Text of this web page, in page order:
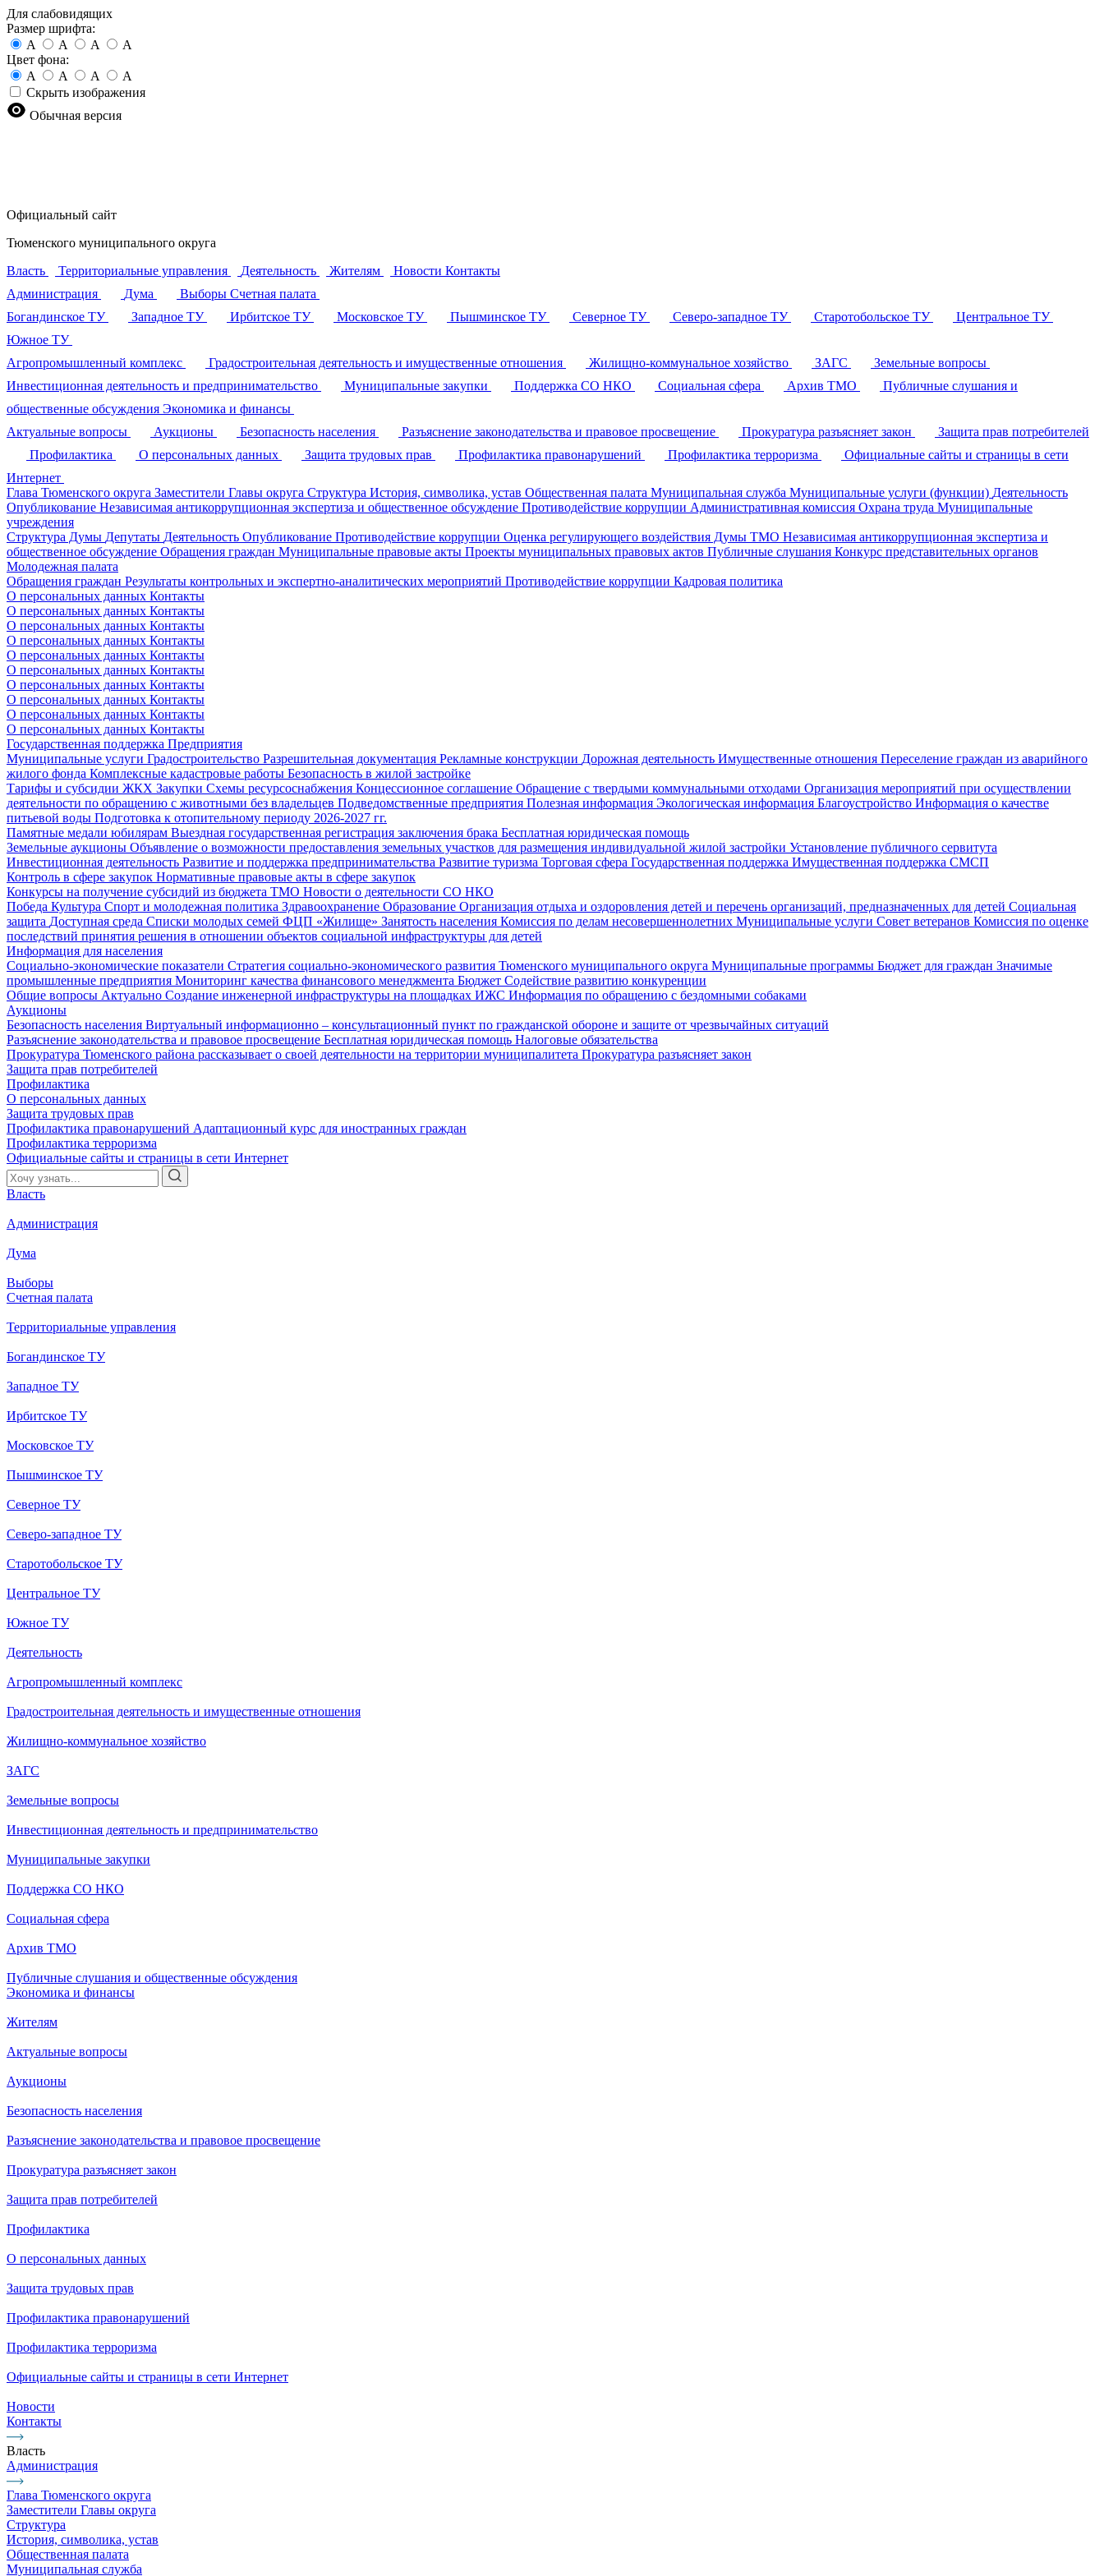
Для слабовидящих
Размер шрифта:
A
A A
A
Цвет фона:
A
A A
A
Скрыть изображения
Обычная версия
Официальный сайт
Тюменского муниципального округа
Власть
Территориальные управления Деятельность Жителям Новости Контакты
Администрация
Дума Выборы Счетная палата
Богандинское ТУ
Западное ТУ Ирбитское ТУ Московское ТУ Пышминское ТУ Северное ТУ Северо-западное ТУ Старотобольское ТУ
Центральное ТУ
Южное ТУ
Агропромышленный комплекс
Градостроительная деятельность и имущественные отношения Жилищно-коммунальное хозяйство ЗАГС
Земельные вопросы
Инвестиционная деятельность и предпринимательство
Муниципальные закупки Поддержка СО НКО Социальная сфера Архив ТМО
Публичные слушания и
общественные обсуждения Экономика и финансы
Актуальные вопросы
Аукционы Безопасность населения Разъяснение законодательства и правовое просвещение Прокуратура разъясняет закон
Защита прав потребителей
Профилактика
О персональных данных Защита трудовых прав Профилактика правонарушений Профилактика терроризма
Официальные сайты и страницы в сети
Интернет
Глава Тюменского округа Заместители Главы округа Структура История, символика, устав Общественная палата Муниципальная служба Муниципальные услуги (функции) Деятельность
Опубликование Независимая антикоррупционная экспертиза и общественное обсуждение Противодействие коррупции Административная комиссия Охрана труда Муниципальные
учреждения
Структура Думы Депутаты Деятельность Опубликование Противодействие коррупции Оценка регулирующего воздействия Думы ТМО Независимая антикоррупционная экспертиза и
общественное обсуждение Обращения граждан Муниципальные правовые акты Проекты муниципальных правовых актов Публичные слушания Конкурс представительных органов
Молодежная палата
Обращения граждан Результаты контрольных и экспертно-аналитических мероприятий Противодействие коррупции Кадровая политика
О персональных данных Контакты
О персональных данных Контакты
О персональных данных Контакты
О персональных данных Контакты
О персональных данных Контакты
О персональных данных Контакты
О персональных данных Контакты
О персональных данных Контакты
О персональных данных Контакты
О персональных данных Контакты
Государственная поддержка Предприятия
Муниципальные услуги Градостроительство Разрешительная документация Рекламные конструкции Дорожная деятельность Имущественные отношения Переселение граждан из аварийного
жилого фонда Комплексные кадастровые работы Безопасность в жилой застройке
Тарифы и субсидии ЖКХ Закупки Схемы ресурсоснабжения Концессионное соглашение Обращение с твердыми коммунальными отходами Организация мероприятий при осуществлении
деятельности по обращению с животными без владельцев Подведомственные предприятия Полезная информация Экологическая информация Благоустройство Информация о качестве
питьевой воды Подготовка к отопительному периоду 2026-2027 гг.
Памятные медали юбилярам Выездная государственная регистрация заключения брака Бесплатная юридическая помощь
Земельные аукционы Объявление о возможности предоставления земельных участков для размещения индивидуальной жилой застройки Установление публичного сервитута
Инвестиционная деятельность Развитие и поддержка предпринимательства Развитие туризма Торговая сфера Государственная поддержка Имущественная поддержка СМСП
Контроль в сфере закупок Нормативные правовые акты в сфере закупок
Конкурсы на получение субсидий из бюджета ТМО Новости о деятельности СО НКО
Победа Культура Спорт и молодежная политика Здравоохранение Образование Организация отдыха и оздоровления детей и перечень организаций, предназначенных для детей Социальная
защита Доступная среда Списки молодых семей ФЦП «Жилище» Занятость населения Комиссия по делам несовершеннолетних Муниципальные услуги Совет ветеранов Комиссия по оценке
последствий принятия решения в отношении объектов социальной инфраструктуры для детей
Информация для населения
Социально-экономические показатели Стратегия социально-экономического развития Тюменского муниципального округа Муниципальные программы Бюджет для граждан Значимые
промышленные предприятия Мониторинг качества финансового менеджмента Бюджет Содействие развитию конкуренции
Общие вопросы Актуально Создание инженерной инфраструктуры на площадках ИЖС Информация по обращению с бездомными собаками
Аукционы
Безопасность населения Виртуальный информационно – консультационный пункт по гражданской обороне и защите от чрезвычайных ситуаций
Разъяснение законодательства и правовое просвещение Бесплатная юридическая помощь Налоговые обязательства
Прокуратура Тюменского района рассказывает о своей деятельности на территории муниципалитета Прокуратура разъясняет закон
Защита прав потребителей
Профилактика
О персональных данных
Защита трудовых прав
Профилактика правонарушений Адаптационный курс для иностранных граждан
Профилактика терроризма
Официальные сайты и страницы в сети Интернет
Власть
Администрация
Дума
Выборы
Счетная палата
Территориальные управления
Богандинское ТУ
Западное ТУ
Ирбитское ТУ
Московское ТУ
Пышминское ТУ
Северное ТУ
Северо-западное ТУ
Старотобольское ТУ
Центральное ТУ
Южное ТУ
Деятельность
Агропромышленный комплекс
Градостроительная деятельность и имущественные отношения
Жилищно-коммунальное хозяйство
ЗАГС
Земельные вопросы
Инвестиционная деятельность и предпринимательство
Муниципальные закупки
Поддержка СО НКО
Социальная сфера
Архив ТМО
Публичные слушания и общественные обсуждения
Экономика и финансы
Жителям
Актуальные вопросы
Аукционы
Безопасность населения
Разъяснение законодательства и правовое просвещение
Прокуратура разъясняет закон
Защита прав потребителей
Профилактика
О персональных данных
Защита трудовых прав
Профилактика правонарушений
Профилактика терроризма
Официальные сайты и страницы в сети Интернет
Новости
Контакты
Власть
Администрация
Глава Тюменского округа
Заместители Главы округа
Структура
История, символика, устав
Общественная палата
Муниципальная служба